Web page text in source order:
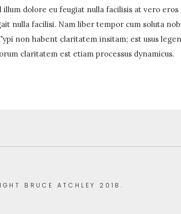
dolore eu feugiat nulla facilisis at vero
nulla facilisi. Nam liber tempor cum soluta
non habent claritatem insitam; est usus
claritatem est etiam processus dynamicus.
BRUCE ATCHLEY 2018.